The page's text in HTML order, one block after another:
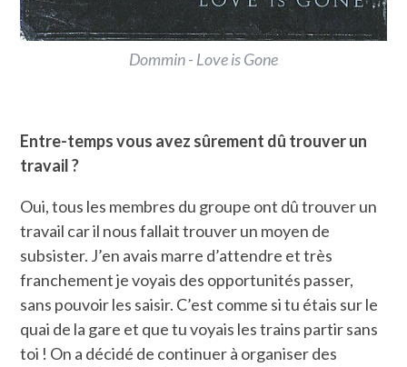
Dommin - Love is Gone
Entre-temps vous avez sûrement dû trouver un
travail ?
Oui, tous les membres du groupe ont dû trouver un
travail car il nous fallait trouver un moyen de
subsister. J’en avais marre d’attendre et très
franchement je voyais des opportunités passer,
sans pouvoir les saisir. C’est comme si tu étais sur le
quai de la gare et que tu voyais les trains partir sans
toi ! On a décidé de continuer à organiser des